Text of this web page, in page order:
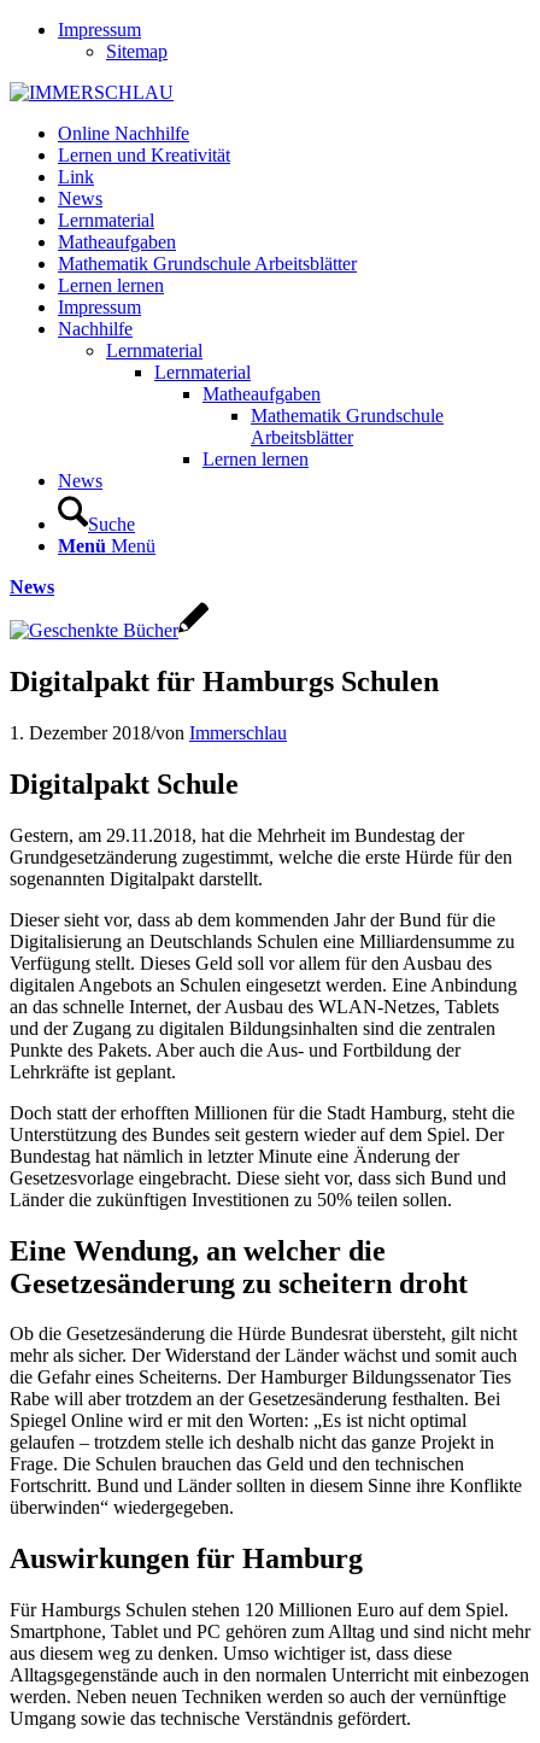
Impressum
Sitemap
Online Nachhilfe
Lernen und Kreativität
Link
News
Lernmaterial
Matheaufgaben
Mathematik Grundschule Arbeitsblätter
Lernen lernen
Impressum
Nachhilfe
Lernmaterial
Lernmaterial
Matheaufgaben
Mathematik Grundschule
Arbeitsblätter
Lernen lernen
News
Suche
Menü Menü
News
Digitalpakt für Hamburgs Schulen
1. Dezember 2018/von Immerschlau
Digitalpakt Schule
Gestern, am 29.11.2018, hat die Mehrheit im Bundestag der
Grundgesetzänderung zugestimmt, welche die erste Hürde für den
sogenannten Digitalpakt darstellt.
Dieser sieht vor, dass ab dem kommenden Jahr der Bund für die
Digitalisierung an Deutschlands Schulen eine Milliardensumme zu
Verfügung stellt. Dieses Geld soll vor allem für den Ausbau des
digitalen Angebots an Schulen eingesetzt werden. Eine Anbindung
an das schnelle Internet, der Ausbau des WLAN-Netzes, Tablets
und der Zugang zu digitalen Bildungsinhalten sind die zentralen
Punkte des Pakets. Aber auch die Aus- und Fortbildung der
Lehrkräfte ist geplant.
Doch statt der erhofften Millionen für die Stadt Hamburg, steht die
Unterstützung des Bundes seit gestern wieder auf dem Spiel. Der
Bundestag hat nämlich in letzter Minute eine Änderung der
Gesetzesvorlage eingebracht. Diese sieht vor, dass sich Bund und
Länder die zukünftigen Investitionen zu 50% teilen sollen.
Eine Wendung, an welcher die
Gesetzesänderung zu scheitern droht
Ob die Gesetzesänderung die Hürde Bundesrat übersteht, gilt nicht
mehr als sicher. Der Widerstand der Länder wächst und somit auch
die Gefahr eines Scheiterns. Der Hamburger Bildungssenator Ties
Rabe will aber trotzdem an der Gesetzesänderung festhalten. Bei
Spiegel Online wird er mit den Worten: „Es ist nicht optimal
gelaufen – trotzdem stelle ich deshalb nicht das ganze Projekt in
Frage. Die Schulen brauchen das Geld und den technischen
Fortschritt. Bund und Länder sollten in diesem Sinne ihre Konflikte
überwinden“ wiedergegeben.
Auswirkungen für Hamburg
Für Hamburgs Schulen stehen 120 Millionen Euro auf dem Spiel.
Smartphone, Tablet und PC gehören zum Alltag und sind nicht mehr
aus diesem weg zu denken. Umso wichtiger ist, dass diese
Alltagsgegenstände auch in den normalen Unterricht mit einbezogen
werden. Neben neuen Techniken werden so auch der vernünftige
Umgang sowie das technische Verständnis gefördert.